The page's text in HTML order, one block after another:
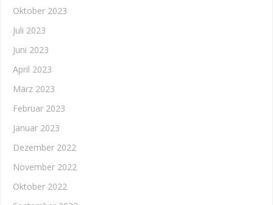
Oktober 2023
Juli 2023
Juni 2023
April 2023
März 2023
Februar 2023
Januar 2023
Dezember 2022
November 2022
Oktober 2022